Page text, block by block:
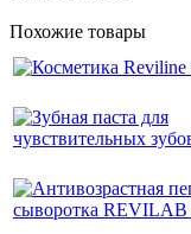
Похожие товары